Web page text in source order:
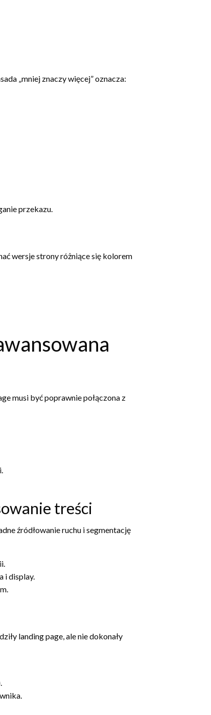
„mniej znaczy więcej” oznacza:
przekazu.
wersje strony różniące się kolorem
musi być poprawnie połączona z
treści
źródłowanie ruchu i segmentację
i display.
landing page, ale nie dokonały